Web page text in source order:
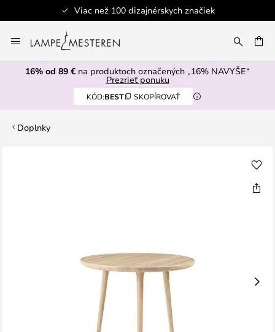
Viac než 100 dizajnérskych značiek
to
Content
16% od 89 € na produktoch označených „16% NAVYŠE“
Prezrieť ponuku
KÓD:BEST SKOPÍROVAŤ
Doplnky